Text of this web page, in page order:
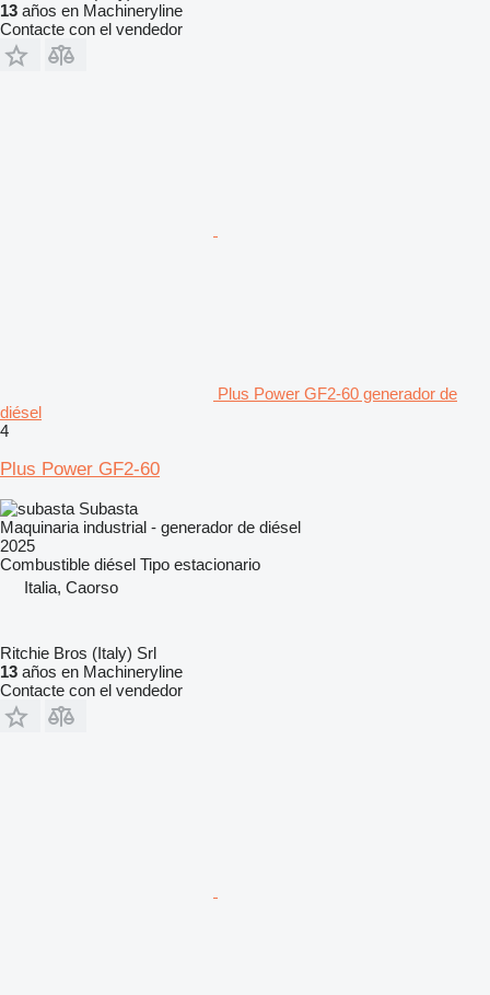
13 años en Machineryline
Contacte con el vendedor
Plus Power GF2-60 generador de
diésel
4
Plus Power GF2-60
Subasta
Maquinaria industrial - generador de diésel
2025
Combustible diésel Tipo estacionario
Italia, Caorso
Ritchie Bros (Italy) Srl
13 años en Machineryline
Contacte con el vendedor